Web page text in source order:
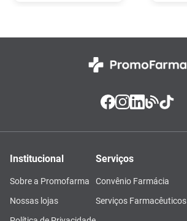
Institucional
Sobre a Promofarma
Nossas lojas
Serviços
Convênio Farmácia
Serviços Farmacêuticos